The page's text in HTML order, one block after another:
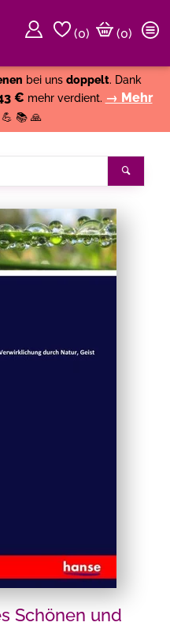
(0)
(0)
bei uns doppelt. Dank
€ mehr verdient. → Mehr
💪 📚 🙏
Schönen und